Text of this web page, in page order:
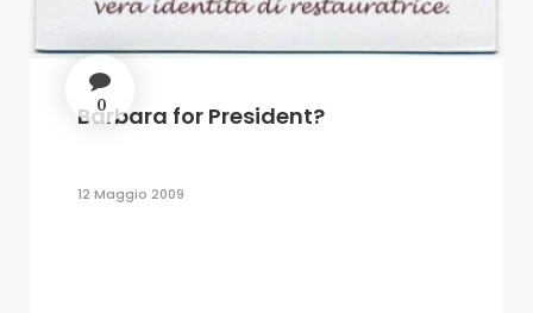
0
Barbara for President?
12 Maggio 2009